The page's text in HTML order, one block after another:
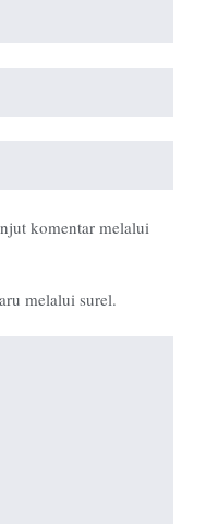
komentar melalui
melalui surel.